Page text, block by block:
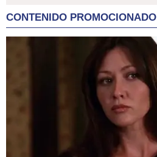
CONTENIDO PROMOCIONADO